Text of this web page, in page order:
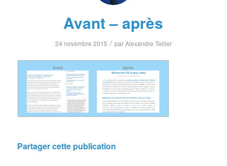
Avant – après
24 novembre 2015 / parAlexandre Tellier
Partager cette publication